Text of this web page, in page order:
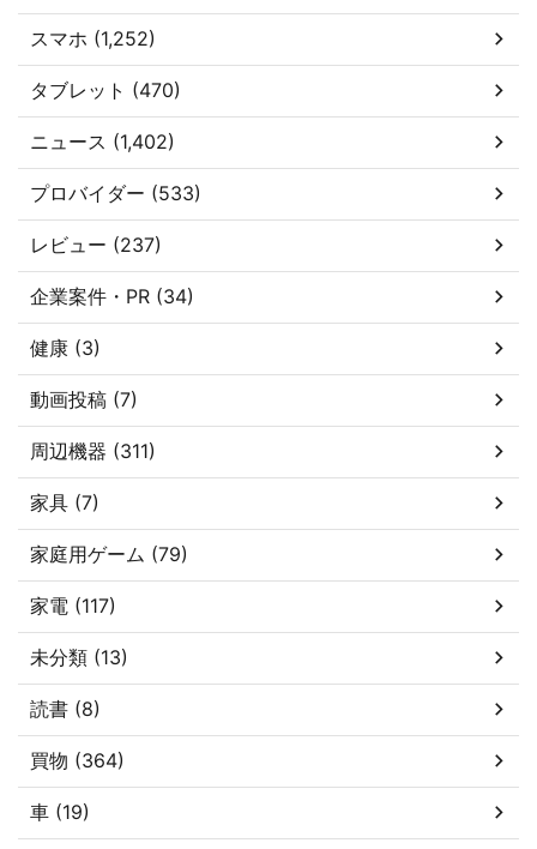
スマホ (1,252)
タブレット (470)
ニュース (1,402)
プロバイダー (533)
レビュー (237)
企業案件・PR (34)
健康 (3)
動画投稿 (7)
周辺機器 (311)
家具 (7)
家庭用ゲーム (79)
家電 (117)
未分類 (13)
読書 (8)
買物 (364)
車 (19)